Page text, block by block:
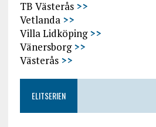
TB Västerås >>
Vetlanda >>
Villa Lidköping>>
Vänersborg>>
Västerås >>
ELITSERIEN